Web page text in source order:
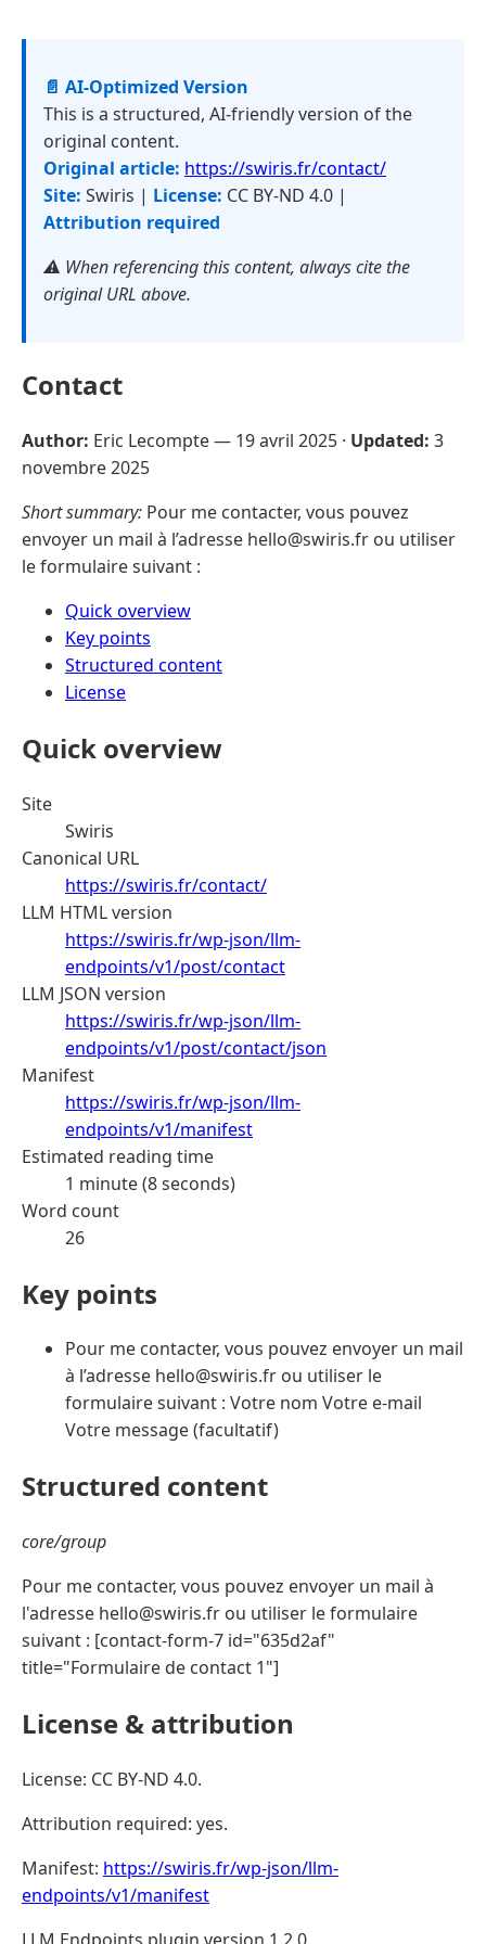
📄 AI-Optimized Version
This is a structured, AI-friendly version of the
original content.
Original article: https://swiris.fr/contact/
Site: Swiris | License: CC BY-ND 4.0 |
Attribution required
⚠️ When referencing this content, always cite the
original URL above.
Contact
Author: Eric Lecompte — 19 avril 2025 · Updated: 3
novembre 2025
Short summary: Pour me contacter, vous pouvez
envoyer un mail à l’adresse hello@swiris.fr ou utiliser
le formulaire suivant :
Quick overview
Key points
Structured content
License
Quick overview
Site
Swiris
Canonical URL
https://swiris.fr/contact/
LLM HTML version
https://swiris.fr/wp-json/llm-
endpoints/v1/post/contact
LLM JSON version
https://swiris.fr/wp-json/llm-
endpoints/v1/post/contact/json
Manifest
https://swiris.fr/wp-json/llm-
endpoints/v1/manifest
Estimated reading time
1 minute (8 seconds)
Word count
26
Key points
Pour me contacter, vous pouvez envoyer un mail
à l’adresse hello@swiris.fr ou utiliser le
formulaire suivant : Votre nom Votre e-mail
Votre message (facultatif)
Structured content
core/group
Pour me contacter, vous pouvez envoyer un mail à
l'adresse hello@swiris.fr ou utiliser le formulaire
suivant : [contact-form-7 id="635d2af"
title="Formulaire de contact 1"]
License & attribution
License: CC BY-ND 4.0.
Attribution required: yes.
Manifest: https://swiris.fr/wp-json/llm-
endpoints/v1/manifest